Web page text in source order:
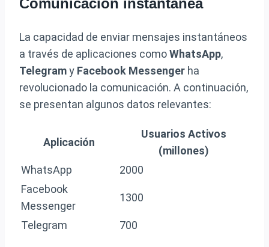
La capacidad de enviar mensajes instantáneos
a través de aplicaciones comoWhatsApp,
Telegramy Facebook Messenger ha
revolucionado la comunicación. A continuación,
se presentan algunos datos relevantes:
Aplicación
Usuarios Activos
(millones)
WhatsApp
2000
Facebook
Messenger
1300
Telegram 700